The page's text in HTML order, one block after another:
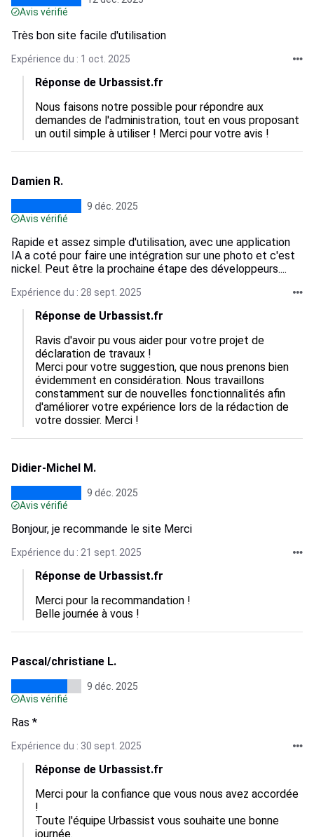
Avis vérifié
Très bon site facile d'utilisation
Expérience du : 1 oct. 2025
Réponse de Urbassist.fr
Nous faisons notre possible pour répondre aux
demandes de l'administration, tout en vous proposant
un outil simple à utiliser ! Merci pour votre avis !
Damien R.
9 déc. 2025
Avis vérifié
Rapide et assez simple d'utilisation, avec une application
IA a coté pour faire une intégration sur une photo et c'est
nickel. Peut être la prochaine étape des développeurs....
Expérience du : 28 sept. 2025
Réponse de Urbassist.fr
Ravis d'avoir pu vous aider pour votre projet de
déclaration de travaux !
Merci pour votre suggestion, que nous prenons bien
évidemment en considération. Nous travaillons
constamment sur de nouvelles fonctionnalités afin
d'améliorer votre expérience lors de la rédaction de
votre dossier. Merci !
Didier-Michel M.
9 déc. 2025
Avis vérifié
Bonjour, je recommande le site Merci
Expérience du : 21 sept. 2025
Réponse de Urbassist.fr
Merci pour la recommandation !
Belle journée à vous !
Pascal/christiane L.
9 déc. 2025
Avis vérifié
Ras *
Expérience du : 30 sept. 2025
Réponse de Urbassist.fr
Merci pour la confiance que vous nous avez accordée
!
Toute l'équipe Urbassist vous souhaite une bonne
journée.